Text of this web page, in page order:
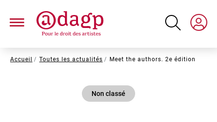
contenu
Fil
Accueil Toutes les actualités Meet the authors. 2e édition
Non classé